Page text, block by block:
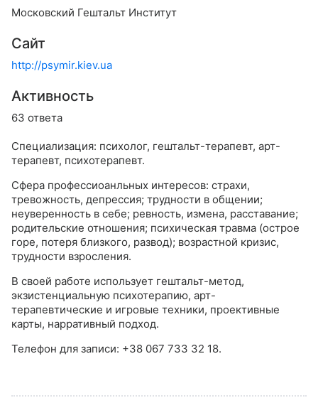
Московский Гештальт Институт
Сайт
http://psymir.kiev.ua
Активность
63 ответа
Специализация: психолог, гештальт-терапевт, арт-
терапевт, психотерапевт.
Сфера профессиоанльных интересов: страхи,
тревожность, депрессия; трудности в общении;
неуверенность в себе; ревность, измена, расставание;
родительские отношения; психическая травма (острое
горе, потеря близкого, развод); возрастной кризис,
трудности взросления.
В своей работе использует гештальт-метод,
экзистенциальную психотерапию, арт-
терапевтические и игровые техники, проективные
карты, нарративный подход.
Телефон для записи: +38 067 733 32 18.